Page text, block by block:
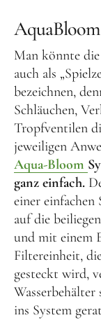
Man könnte
auch als
bezeichnen,
Schläuchen,
Tropfventilen
jeweiligen
Aqua-Bloom
ganz einfach.
einer einfachen
auf die
und mit einem
Filtereinheit,
gesteckt wird,
ins System